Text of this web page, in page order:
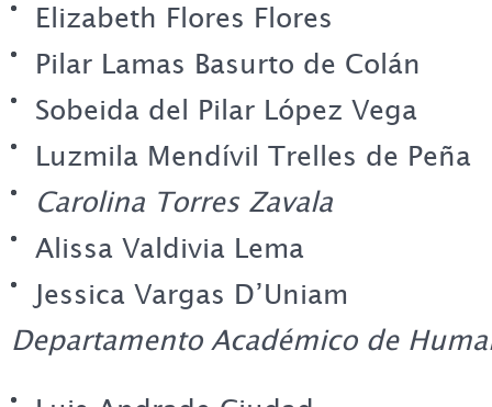
Elizabeth Flores Flores
Pilar Lamas Basurto de Colán
Sobeida del Pilar López Vega
Luzmila Mendívil Trelles de Peña
Carolina Torres Zavala
Alissa Valdivia Lema
Jessica Vargas D’Uniam
Departamento Académico de